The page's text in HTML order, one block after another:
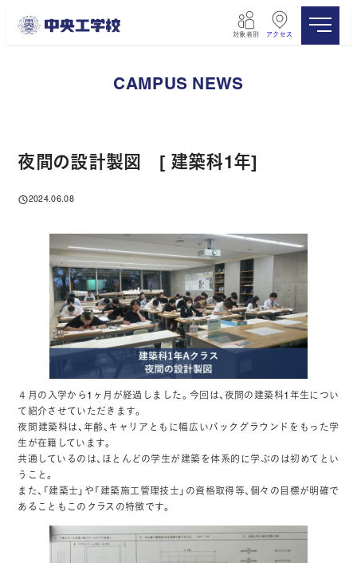
対象者別 アクセス
CAMPUS NEWS
夜間の設計製図 [ 建築科1年]
投稿日
2024.06.08
４月の入学から1ヶ月が経過しました。今回は、夜間の建築科1年生につい
て紹介させていただきます。
夜間建築科は、年齢、キャリアともに幅広いバックグラウンドをもった学
生が在籍しています。
共通しているのは、ほとんどの学生が建築を体系的に学ぶのは初めてとい
うこと。
また、「建築士」や「建築施工管理技士」の資格取得等、個々の目標が明確で
あることもこのクラスの特徴です。